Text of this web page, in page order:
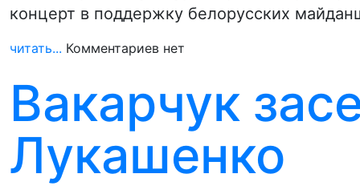
концерт в поддержку белорусских
читать... Комментариев нет
Вакарчук
Лукашенко